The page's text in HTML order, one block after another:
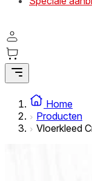
Home
Producten
Vloerkleed